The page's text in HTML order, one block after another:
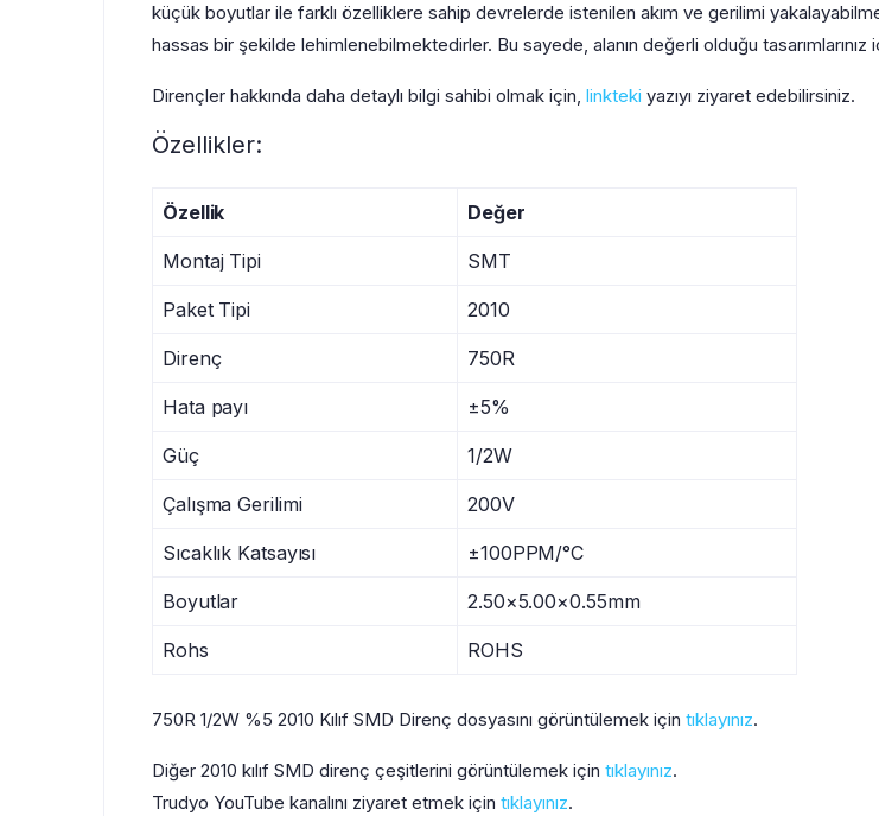
küçük boyutlar ile farklı özelliklere sahip devrelerde istenilen akım ve gerilimi
hassas bir şekilde lehimlenebilmektedirler. Bu sayede, alanın değerli olduğu
Dirençler hakkında daha detaylı bilgi sahibi olmak için, linkteki yazıyı ziyaret edebilirsiniz.
Özellikler:
Özellik Değer
Montaj Tipi SMT
Paket Tipi 2010
Direnç 750R
Hata payı ±5%
Güç 1/2W
Çalışma Gerilimi 200V
Sıcaklık Katsayısı ±100PPM/°C
Boyutlar 2.50×5.00×0.55mm
Rohs ROHS
750R 1/2W %5 2010 Kılıf SMD Direnç dosyasını görüntülemek için tıklayınız.
Diğer 2010 kılıf SMD direnç çeşitlerini görüntülemek için tıklayınız.
Trudyo YouTube kanalını ziyaret etmek için tıklayınız.